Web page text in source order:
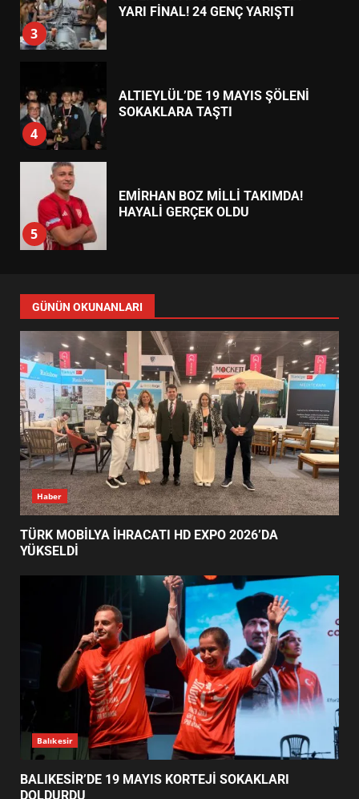
3
YARI FİNAL! 24 GENÇ YARIŞTI
4
ALTIEYLÜL’DE 19 MAYIS ŞÖLENİ
SOKAKLARA TAŞTI
5
EMİRHAN BOZ MİLLİ TAKIMDA!
HAYALİ GERÇEK OLDU
6
EDREMİT’TE 19 MAYIS COŞKUSU
MEYDANLARA TAŞTI
7
EDREMİT BELEDİYESİ BAYRAM
SEFERBERLİĞİ: TÜM İLÇE
HAZIRLANIYOR
1
TÜRK MOBİLYA İHRACATI HD
EXPO 2026’DA YÜKSELDİ
BALIKESİR’DE 19 MAYIS KORTEJİ
SOKAKLARI DOLDURDU
3
SİBER VATAN’DA NEFES KESEN
YARI FİNAL! 24 GENÇ YARIŞTI
GÜNÜN OKUNANLARI
Haber
TÜRK MOBİLYA İHRACATI HD EXPO 2026’DA
YÜKSELDİ
Balıkesir
BALIKESİR’DE 19 MAYIS KORTEJİ SOKAKLARI
DOLDURDU